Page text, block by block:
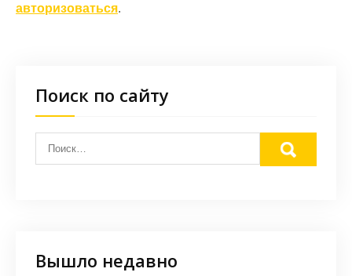
авторизоваться.
Поиск по сайту
Вышло недавно